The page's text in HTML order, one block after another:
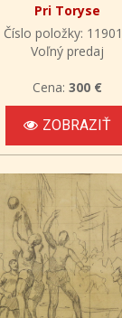
Pri Toryse
Číslo položky:
Voľný predaj
Cena: 300 €
ZOBRAZIŤ